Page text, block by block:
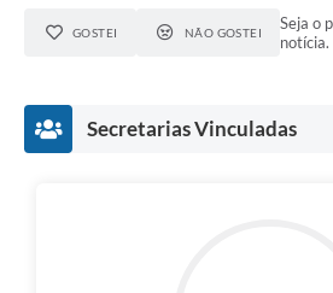
GOSTEI NÃO GOSTEI
Seja o
notícia.
Secretarias Vinculadas